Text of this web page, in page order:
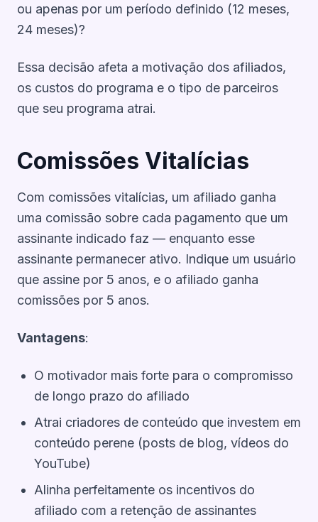
ou apenas por um período definido (12 meses,
24 meses)?
Essa decisão afeta a motivação dos afiliados,
os custos do programa e o tipo de parceiros
que seu programa atrai.
Comissões Vitalícias
Com comissões vitalícias, um afiliado ganha
uma comissão sobre cada pagamento que um
assinante indicado faz — enquanto esse
assinante permanecer ativo. Indique um usuário
que assine por 5 anos, e o afiliado ganha
comissões por 5 anos.
Vantagens:
O motivador mais forte para o compromisso
de longo prazo do afiliado
Atrai criadores de conteúdo que investem em
conteúdo perene (posts de blog, vídeos do
YouTube)
Alinha perfeitamente os incentivos do
afiliado com a retenção de assinantes